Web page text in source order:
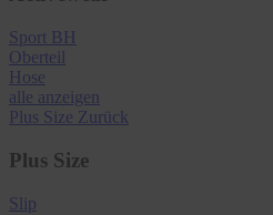
Sport BH
Oberteil
Hose
alle anzeigen
Plus Size Zurück
Plus Size
Slip